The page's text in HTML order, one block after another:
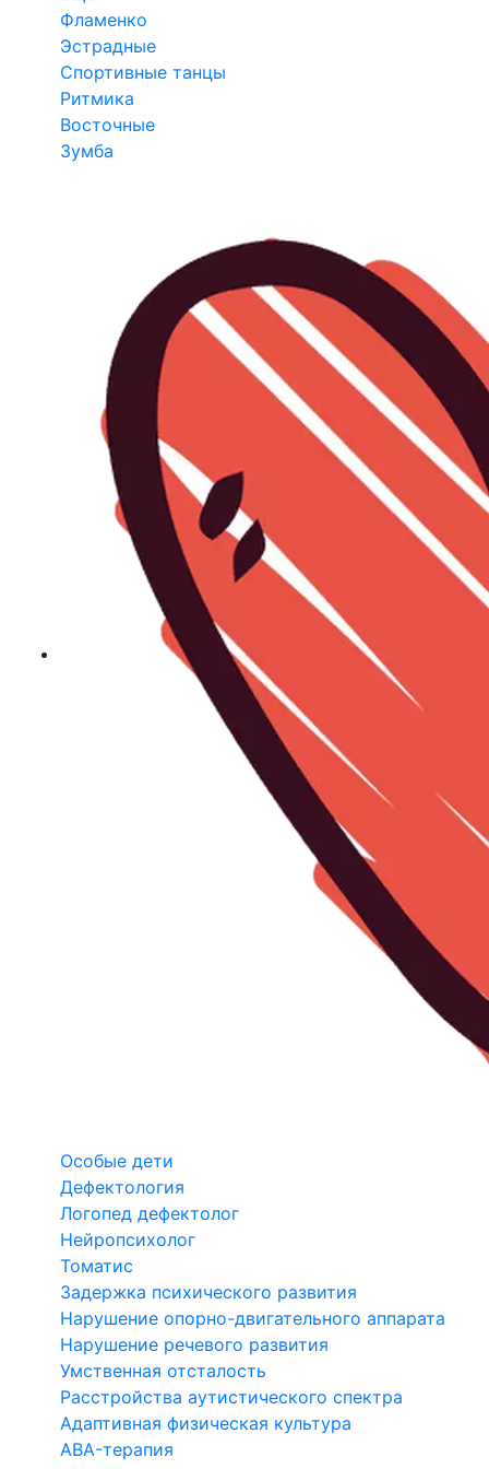
Фламенко
Эстрадные
Спортивные танцы
Ритмика
Восточные
Зумба
Особые дети
Дефектология
Логопед дефектолог
Нейропсихолог
Томатис
Задержка психического развития
Нарушение опорно-двигательного аппарата
Нарушение речевого развития
Умственная отсталость
Расстройства аутистического спектра
Адаптивная физическая культура
ABA-терапия